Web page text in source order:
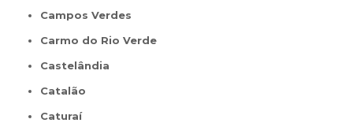
Campos Verdes
Carmo do Rio Verde
Castelândia
Catalão
Caturaí